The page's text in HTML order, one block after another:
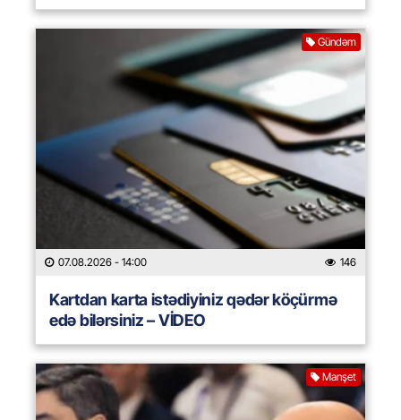
Gündəm
07.08.2026 - 14:00 146
Kartdan karta istədiyiniz qədər köçürmə
edə bilərsiniz – VİDEO
Manşet